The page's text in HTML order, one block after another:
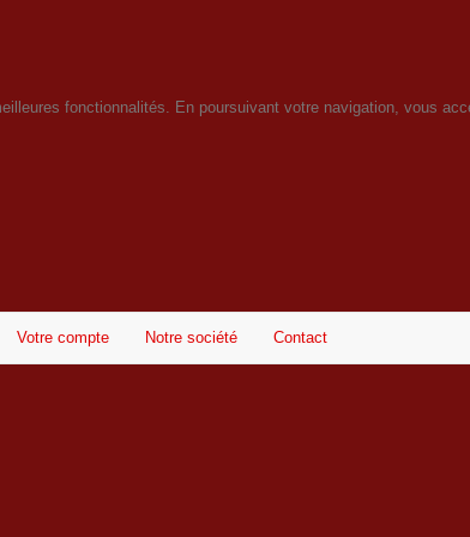
fonctionnalités. En poursuivant votre navigation, vous
Votre compte Notre société Contact